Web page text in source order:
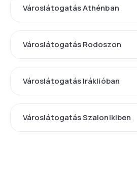
Városlátogatás Athénban
Városlátogatás Rodoszon
Városlátogatás Iráklióban
Városlátogatás Szalonikiben